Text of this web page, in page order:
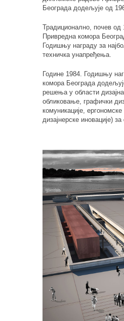
Београда додељује од
Традиционално, почев од
Привредна комора
Годишњу награду за
техничка унапређења.
Године 1984. Годишњу
комора Београда
решења у области
обликовање, графички
комуникације,
дизајнерске иновације)